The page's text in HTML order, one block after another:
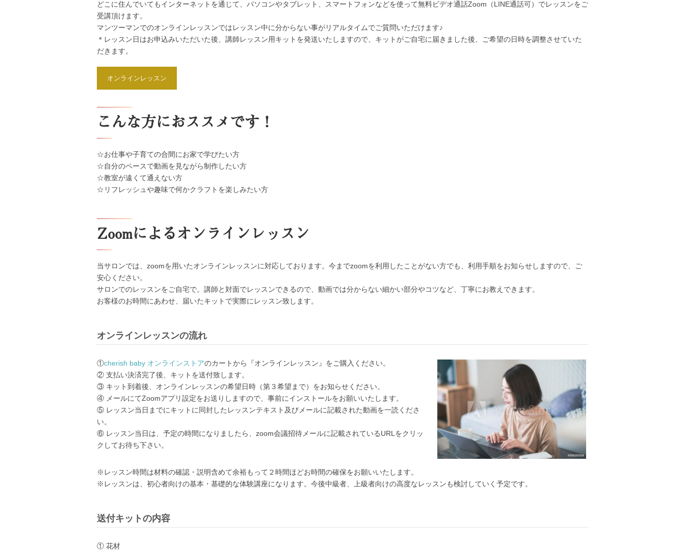
どこに住んでいてもインターネットを通じて、パソコンやタブレット、スマートフォンなどを使って無料ビデオ通話Zoom（LINE通話可）でレッスンをご
受講頂けます。
マンツーマンでのオンラインレッスンではレッスン中に分からない事がリアルタイムでご質問いただけます♪
＊レッスン日はお申込みいただいた後、講師レッスン用キットを発送いたしますので、キットがご自宅に届きました後、ご希望の日時を調整させていた
だきます。
オンラインレッスン
こんな方におススメです！
☆お仕事や子育ての合間にお家で学びたい方
☆自分のペースで動画を見ながら制作したい方
☆教室が遠くて通えない方
☆リフレッシュや趣味で何かクラフトを楽しみたい方
Zoomによるオンラインレッスン
当サロンでは、zoomを用いたオンラインレッスンに対応しております。今までzoomを利用したことがない方でも、利用手順をお知らせしますので、ご
安心ください。
サロンでのレッスンをご自宅で。講師と対面でレッスンできるので、動画では分からない細かい部分やコツなど、丁寧にお教えできます。
お客様のお時間にあわせ、届いたキットで実際にレッスン致します。
オンラインレッスンの流れ
①cherish baby オンラインストアのカートから『オンラインレッスン』をご購入ください。
② 支払い決済完了後、キットを送付致します。
③ キット到着後、オンラインレッスンの希望日時（第３希望まで）をお知らせください。
④ メールにてZoomアプリ設定をお送りしますので、事前にインストールをお願いいたします。
⑤ レッスン当日までにキットに同封したレッスンテキスト及びメールに記載された動画を一読くださ
い。
⑥ レッスン当日は、予定の時間になりましたら、zoom会議招待メールに記載されているURLをクリッ
クしてお待ち下さい。
※レッスン時間は材料の確認・説明含めて余裕もって２時間ほどお時間の確保をお願いいたします。
※レッスンは、初心者向けの基本・基礎的な体験講座になります。今後中級者、上級者向けの高度なレッスンも検討していく予定です。
送付キットの内容
① 花材